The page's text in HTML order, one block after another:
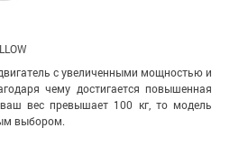
с увеличенными мощностью и
чему достигается повышенная
вес превышает 100 кг, то модель
выбором.